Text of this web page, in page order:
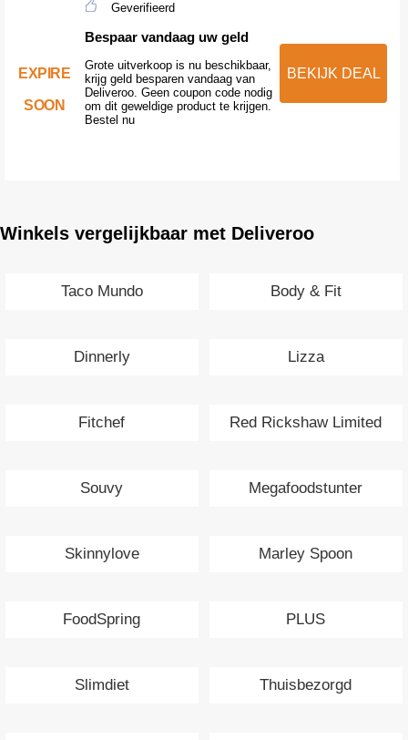
EXPIRE
SOON
Geverifieerd
Bespaar vandaag uw geld
Grote uitverkoop is nu beschikbaar,
krijg geld besparen vandaag van
Deliveroo. Geen coupon code nodig
om dit geweldige product te krijgen.
Bestel nu
BEKIJK DEAL
Winkels vergelijkbaar met Deliveroo
Taco Mundo Body & Fit
Dinnerly Lizza
Fitchef Red Rickshaw Limited
Souvy Megafoodstunter
Skinnylove Marley Spoon
FoodSpring PLUS
Slimdiet Thuisbezorgd